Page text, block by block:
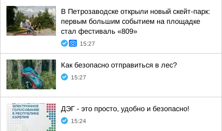
В Петрозаводске открыли новый скейт-парк:
первым большим событием на площадке
стал фестиваль «809»
15:27
Как безопасно отправиться в лес?
15:27
ДЭГ - это просто, удобно и безопасно!
15:24